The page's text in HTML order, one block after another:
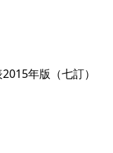
年版（七訂）